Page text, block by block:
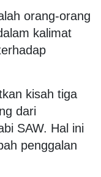
orang-orang
kalimat
kisah tiga
dari
SAW. Hal ini
penggalan